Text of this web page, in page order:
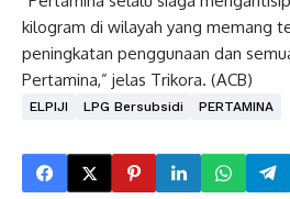
kilogram di wilayah yang memang
peningkatan penggunaan dan
Pertamina,” jelas Trikora. (ACB)
ELPIJI LPG Bersubsidi PERTAMINA